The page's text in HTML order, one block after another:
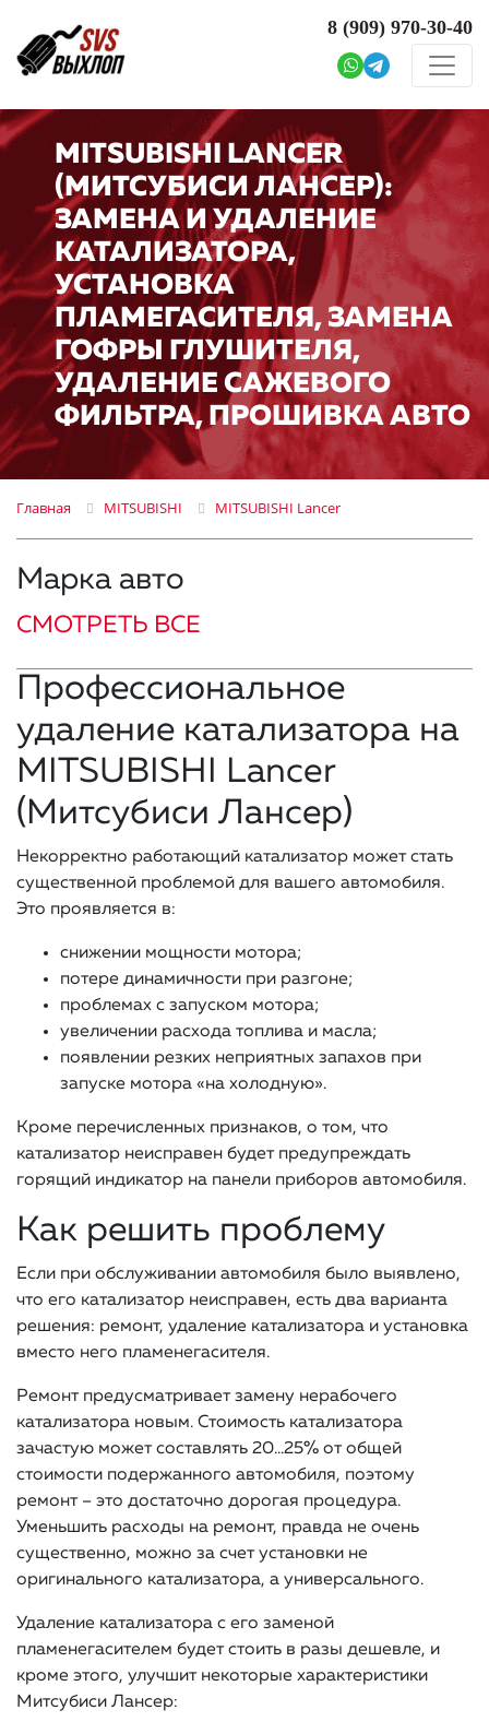
8 (909) 970-30-40
MITSUBISHI LANCER
(МИТСУБИСИ ЛАНСЕР):
ЗАМЕНА И УДАЛЕНИЕ
КАТАЛИЗАТОРА,
УСТАНОВКА
ПЛАМЕГАСИТЕЛЯ, ЗАМЕНА
ГОФРЫ ГЛУШИТЕЛЯ,
УДАЛЕНИЕ САЖЕВОГО
ФИЛЬТРА, ПРОШИВКА АВТО
Главная MITSUBISHI MITSUBISHI Lancer
Марка авто
СМОТРЕТЬ ВСЕ
Профессиональное
удаление катализатора на
MITSUBISHI Lancer
(Митсубиси Лансер)
Некорректно работающий катализатор может стать
существенной проблемой для вашего автомобиля.
Это проявляется в:
снижении мощности мотора;
потере динамичности при разгоне;
проблемах с запуском мотора;
увеличении расхода топлива и масла;
появлении резких неприятных запахов при
запуске мотора «на холодную».
Кроме перечисленных признаков, о том, что
катализатор неисправен будет предупреждать
горящий индикатор на панели приборов автомобиля.
Как решить проблему
Если при обслуживании автомобиля было выявлено,
что его катализатор неисправен, есть два варианта
решения: ремонт, удаление катализатора и установка
вместо него пламенегасителя.
Ремонт предусматривает замену нерабочего
катализатора новым. Стоимость катализатора
зачастую может составлять 20…25% от общей
стоимости подержанного автомобиля, поэтому
ремонт – это достаточно дорогая процедура.
Уменьшить расходы на ремонт, правда не очень
существенно, можно за счет установки не
оригинального катализатора, а универсального.
Удаление катализатора с его заменой
пламенегасителем будет стоить в разы дешевле, и
кроме этого, улучшит некоторые характеристики
Митсубиси Лансер: